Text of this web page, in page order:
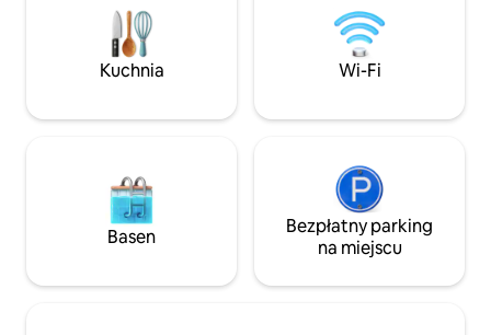
które lubią się bawić, samotnych
poszukiwaczy przygód, osób
podróżujących służbowo i miłośników
wieczorów gier. Łatwy dostęp do
Biblioteki Obamy, Millennium Park, plaży
odkryć duszę
Ten dom,
dobranym
wykończeniami i
Metropolis,
stylu, jak i
Kuchnia Wi-Fi
Basen
Bezpłatny parking
na miejscu